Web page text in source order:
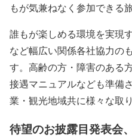
もが気兼ねなく参加できる
誰もが楽しめる環境を実現
など幅広い関係各社協力の
す。高齢の方・障害のある
接遇マニュアルなども準備
業・観光地域共に様々な取
待望のお披露目発表会